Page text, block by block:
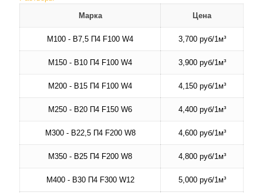
Марка
Цена
М100 - В7,5 П4 F100 W4 3,700 руб/1м³
М150 - В10 П4 F100 W4 3,900 руб/1м³
М200 - В15 П4 F100 W4 4,150 руб/1м³
М250 - В20 П4 F150 W6 4,400 руб/1м³
М300 - В22,5 П4 F200 W8 4,600 руб/1м³
М350 - В25 П4 F200 W8 4,800 руб/1м³
М400 - В30 П4 F300 W12 5,000 руб/1м³